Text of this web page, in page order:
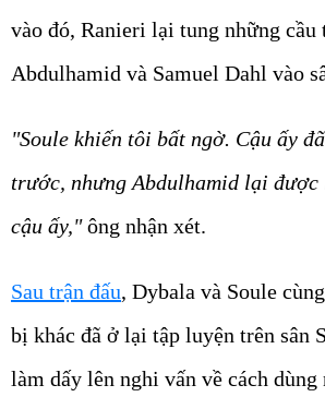
vào đó, Ranieri lại tung những cầu
Abdulhamid và Samuel Dahl vào
"Soule khiến tôi bất ngờ. Cậu ấy
trước, nhưng Abdulhamid lại được
cậu ấy,"ông nhận xét.
Sau trận đấu, Dybala và Soule
bị khác đã ở lại tập luyện trên sân
làm dấy lên nghi vấn về cách dùng